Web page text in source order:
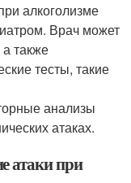
алкоголизме
Врач может
также
тесты, такие
анализы
атаках.
атаки при